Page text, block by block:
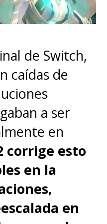
deja soñar
nuevamente
del
muy
pasar el rato,
va directo al
de Switch,
caídas de
a ser
en
corrige esto
en la
en